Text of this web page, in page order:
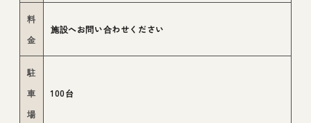
料
金
施設へお問い合わせください
駐
車
場
100台